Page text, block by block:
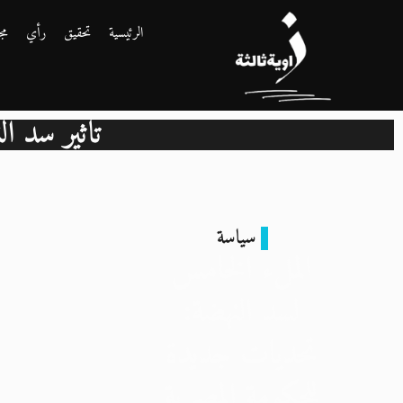
الرئيسية تحقيق رأي
تأثير سد
سياسة